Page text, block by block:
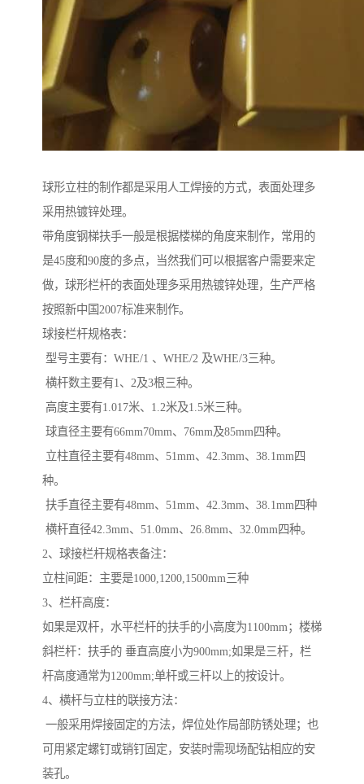
球形立柱的制作都是采用人工焊接的方式，表面处理多
采用热镀锌处理。
带角度钢梯扶手一般是根据楼梯的角度来制作，常用的
是45度和90度的多点，当然我们可以根据客户需要来定
做，球形栏杆的表面处理多采用热镀锌处理，生产严格
按照新中国2007标准来制作。
球接栏杆规格表：
型号主要有：WHE/1 、WHE/2 及WHE/3三种。
横杆数主要有1、2及3根三种。
高度主要有1.017米、1.2米及1.5米三种。
球直径主要有66mm70mm、76mm及85mm四种。
立柱直径主要有48mm、51mm、42.3mm、38.1mm四
种。
扶手直径主要有48mm、51mm、42.3mm、38.1mm四种
横杆直径42.3mm、51.0mm、26.8mm、32.0mm四种。
2、球接栏杆规格表备注：
立柱间距：主要是1000,1200,1500mm三种
3、栏杆高度：
如果是双杆，水平栏杆的扶手的小高度为1100mm；楼梯
斜栏杆：扶手的 垂直高度小为900mm;如果是三杆，栏
杆高度通常为1200mm;单杆或三杆以上的按设计。
4、横杆与立柱的联接方法：
一般采用焊接固定的方法，焊位处作局部防锈处理；也
可用紧定螺钉或销钉固定，安装时需现场配钻相应的安
装孔。